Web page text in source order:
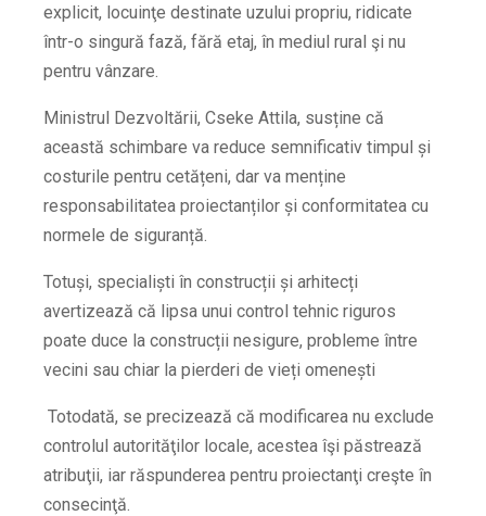
explicit, locuinţe destinate uzului propriu, ridicate
într-o singură fază, fără etaj, în mediul rural şi nu
pentru vânzare.
Ministrul Dezvoltării, Cseke Attila, susține că
această schimbare va reduce semnificativ timpul și
costurile pentru cetățeni, dar va menține
responsabilitatea proiectanților și conformitatea cu
normele de siguranță.
Totuși, specialiști în construcții și arhitecți
avertizează că lipsa unui control tehnic riguros
poate duce la construcții nesigure, probleme între
vecini sau chiar la pierderi de vieți omenești
Totodată, se precizează că modificarea nu exclude
controlul autorităţilor locale, acestea îşi păstrează
atribuţii, iar răspunderea pentru proiectanţi creşte în
consecinţă.